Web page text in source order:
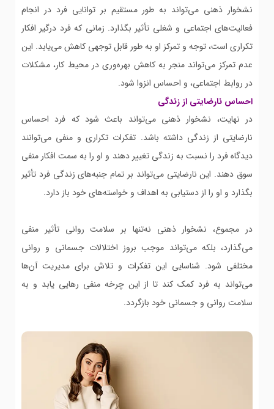
نشخوار ذهنی می‌تواند به طور مستقیم بر توانایی فرد در انجام
فعالیت‌های اجتماعی و شغلی تأثیر بگذارد. زمانی که فرد درگیر افکار
تکراری است، توجه و تمرکز او به طور قابل توجهی کاهش می‌یابد. این
عدم تمرکز می‌تواند منجر به کاهش بهره‌وری در محیط کار، مشکلات
در روابط اجتماعی، و احساس انزوا شود.
احساس نارضایتی از زندگی
در نهایت، نشخوار ذهنی می‌تواند باعث شود که فرد احساس
نارضایتی از زندگی داشته باشد. تفکرات تکراری و منفی می‌توانند
دیدگاه فرد را نسبت به زندگی تغییر دهند و او را به سمت افکار منفی
سوق دهند. این نارضایتی می‌تواند بر تمام جنبه‌های زندگی فرد تأثیر
بگذارد و او را از دستیابی به اهداف و خواسته‌های خود باز دارد.
در مجموع، نشخوار ذهنی نه‌تنها بر سلامت روانی تأثیر منفی
می‌گذارد، بلکه می‌تواند موجب بروز اختلالات جسمانی و روانی
مختلفی شود. شناسایی این تفکرات و تلاش برای مدیریت آن‌ها
می‌تواند به فرد کمک کند تا از این چرخه منفی رهایی یابد و به
سلامت روانی و جسمانی خود بازگردد.